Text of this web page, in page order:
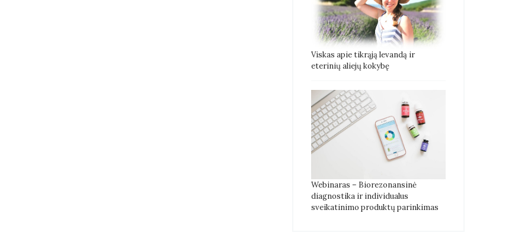
Viskas apie tikrąją levandą ir
eterinių aliejų kokybę
Webinaras – Biorezonansinė
diagnostika ir individualus
sveikatinimo produktų parinkimas